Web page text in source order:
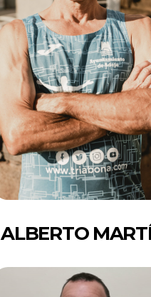
ALBERTO